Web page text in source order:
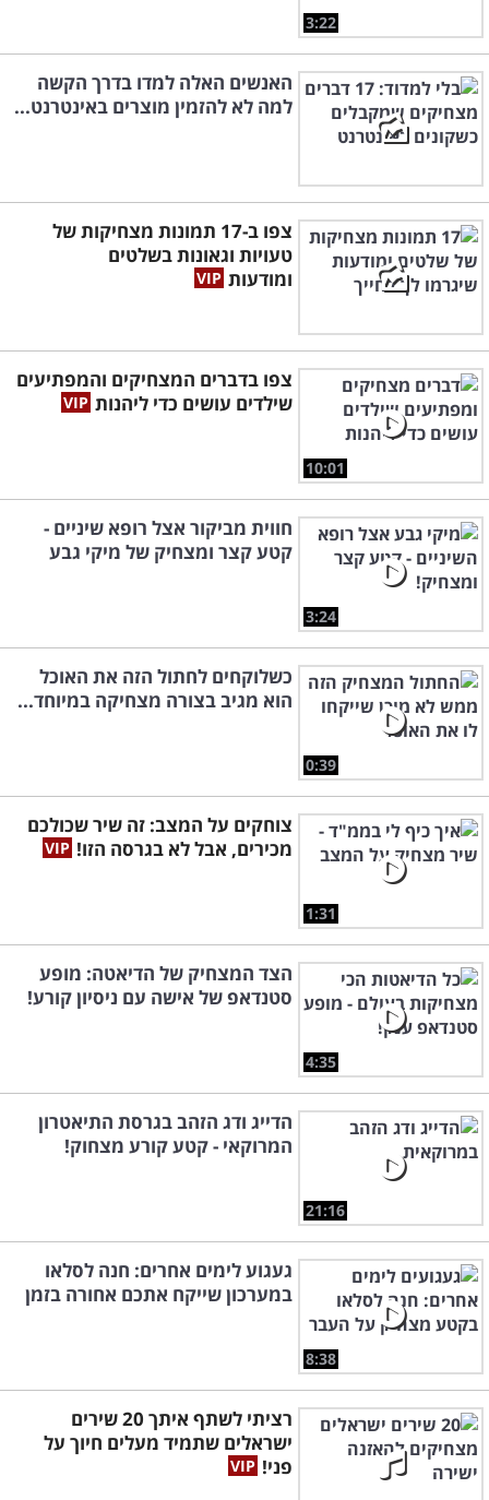
3:22
האנשים האלה למדו בדרך הקשה
למה לא להזמין מוצרים באינטרנט...
צפו ב-17 תמונות מצחיקות של
טעויות וגאונות בשלטים
ומודעות
10:01
צפו בדברים המצחיקים והמפתיעים
שילדים עושים כדי ליהנות
3:24
חווית מביקור אצל רופא שיניים -
קטע קצר ומצחיק של מיקי גבע
0:39
כשלוקחים לחתול הזה את האוכל
הוא מגיב בצורה מצחיקה במיוחד...
1:31
צוחקים על המצב: זה שיר שכולכם
מכירים, אבל לא בגרסה הזו!
4:35
הצד המצחיק של הדיאטה: מופע
סטנדאפ של אישה עם ניסיון קורע!
21:16
הדייג ודג הזהב בגרסת התיאטרון
המרוקאי - קטע קורע מצחוק!
8:38
געגוע לימים אחרים: חנה לסלאו
במערכון שייקח אתכם אחורה בזמן
רציתי לשתף איתך 20 שירים
ישראלים שתמיד מעלים חיוך על
פני!